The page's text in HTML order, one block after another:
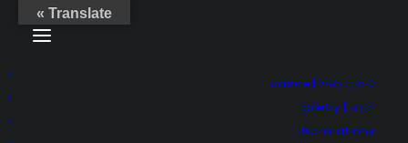
סִיעוּרֵי מָחוֹל | dance
שִׁירָה | poetry
translations
Translate »